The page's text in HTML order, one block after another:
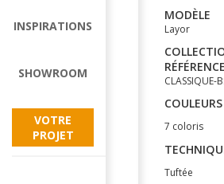
INSPIRATIONS
SHOWROOM
VOTRE
PROJET
MODÈLE
Layor
RÉFÉRENCE
CLASSIQUE-
COULEURS
7 coloris
Tuftée